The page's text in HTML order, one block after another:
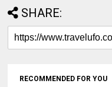
SHARE:
RECOMMENDED FOR YOU